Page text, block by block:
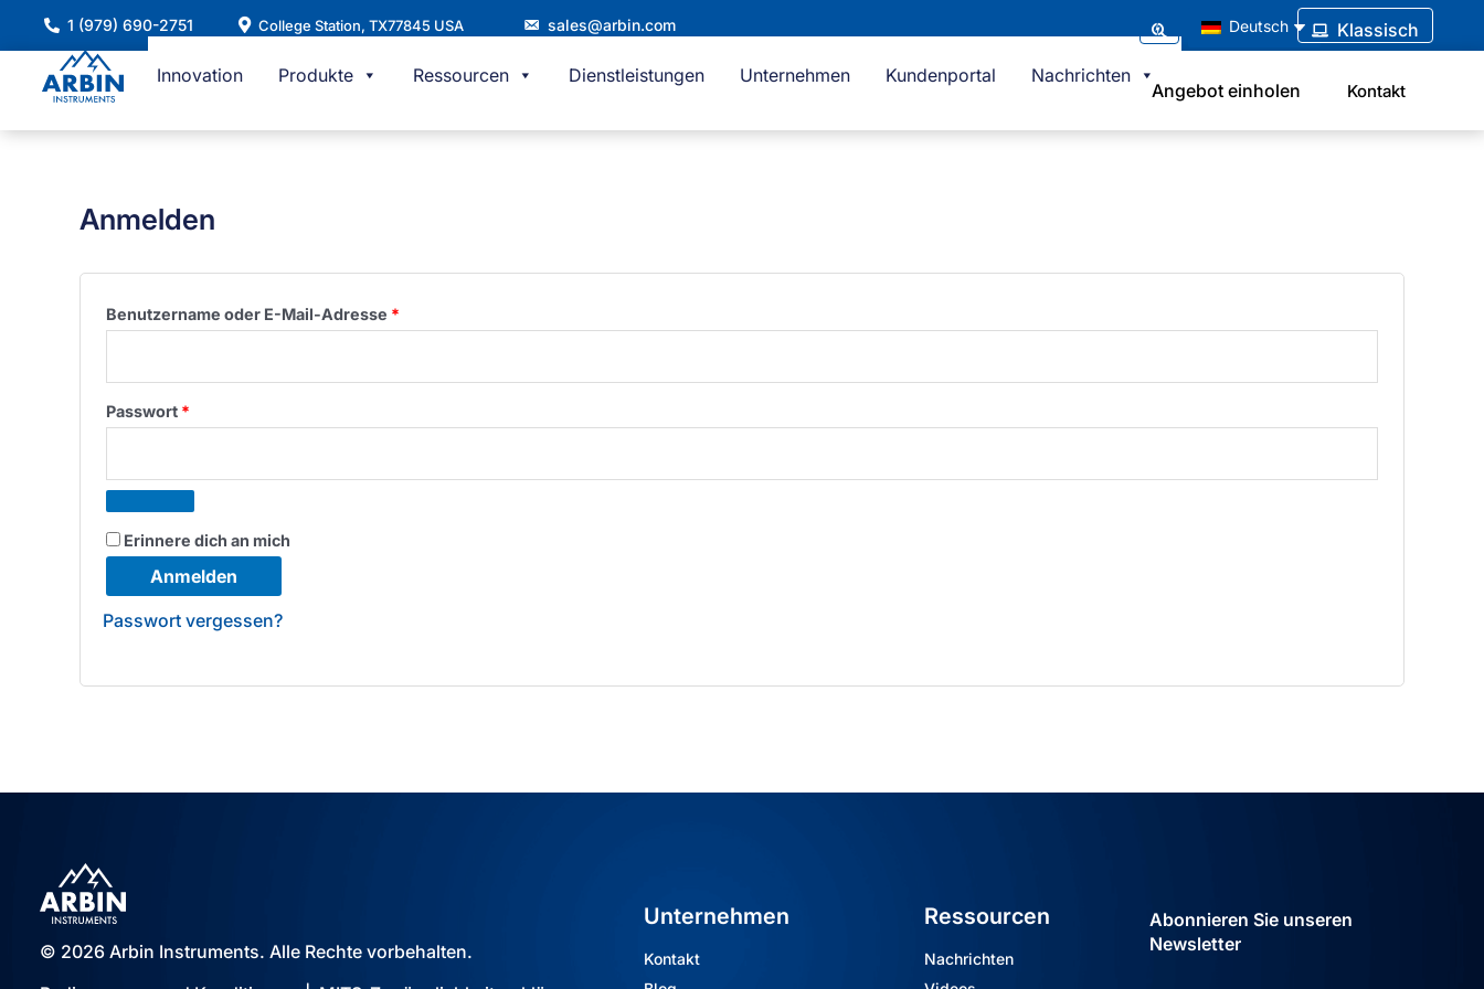
springen
1 (979) 690-2751 College Station, TX77845 USA sales@arbin.com Deutsch Klassisch
Innovation Produkte Ressourcen Dienstleistungen Unternehmen Kundenportal Nachrichten
Angebot einholen Kontakt
Anmelden
Benutzername oder E-Mail-Adresse *
Passwort *
Erinnere dich an mich
Anmelden
Passwort vergessen?
© 2026 Arbin Instruments. Alle Rechte vorbehalten.
Unternehmen
Kontakt
Ressourcen
Nachrichten
Abonnieren Sie unseren
Newsletter